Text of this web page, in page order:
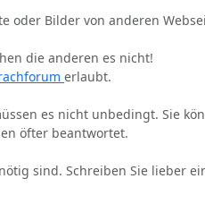
oder Bilder von anderen
die anderen es nicht!
erlaubt.
es nicht unbedingt. Sie
öfter beantwortet.
sind. Schreiben Sie lieber